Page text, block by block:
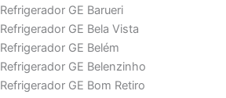
GE Barueri
GE Bela Vista
GE Belém
GE Belenzinho
GE Bom Retiro